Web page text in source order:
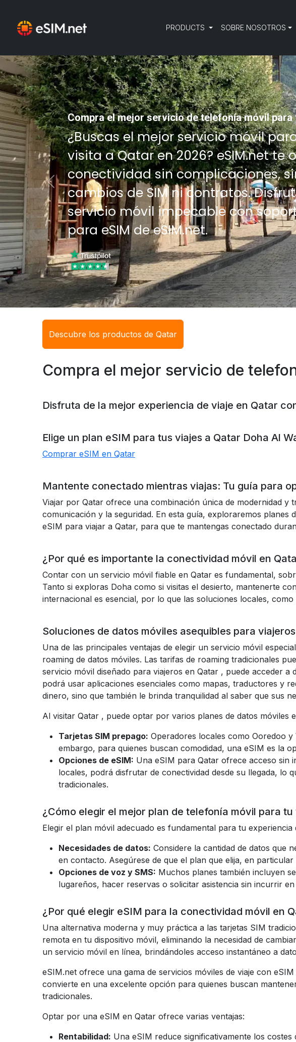
PRODUCTS SOBRE NOSOTROS
Compra el mejor servicio de telefonía móvil para
¿Buscas el mejor servicio móvil
visita a Qatar en 2026? eSIM.net te
conectividad sin complicaciones,
cambios de SIM ni contratos.
servicio móvil impecable con
para eSIM de eSIM.net.
Previous
Descubre los productos de Qatar
Compra el mejor servicio de
Disfruta de la mejor experiencia de viaje en Qatar
Elige un plan eSIM para tus viajes a Qatar Doha Al
Comprar eSIM en Qatar
Mantente conectado mientras viajas: Tu guía para
Viajar por Qatar ofrece una combinación única de modernidad
comunicación y la seguridad. En esta guía, exploraremos
eSIM para viajar a Qatar, para que te mantengas conectado
¿Por qué es importante la conectividad móvil en
Contar con un servicio móvil fiable en Qatar es fundamental,
Tanto si exploras Doha como si visitas el desierto, mantenerte
internacional es esencial, por lo que las soluciones locales,
Soluciones de datos móviles asequibles para
Una de las principales ventajas de elegir un servicio móvil
roaming de datos móviles. Las tarifas de roaming tradicionales
servicio móvil diseñado para viajeros en Qatar , puede acceder a
podrá usar aplicaciones esenciales como mapas, traductores y
dinero, sino que también le brinda tranquilidad al saber que sus
Al visitar Qatar , puede optar por varios planes de datos móviles
Tarjetas SIM prepago: Operadores locales como Ooredoo
embargo, para quienes buscan comodidad, una eSIM es la
Opciones de eSIM: Una eSIM para Qatar ofrece acceso sin
locales, podrá disfrutar de conectividad desde su llegada, lo
tradicionales.
¿Cómo elegir el mejor plan de telefonía móvil para tu
Elegir el plan móvil adecuado es fundamental para tu
Necesidades de datos: Considere la cantidad de datos que
en contacto. Asegúrese de que el plan que elija, en
Opciones de voz y SMS: Muchos planes también incluyen
lugareños, hacer reservas o solicitar asistencia sin incurrir
¿Por qué elegir eSIM para la conectividad móvil en
Una alternativa moderna y muy práctica a las tarjetas SIM
remota en tu dispositivo móvil, eliminando la necesidad de
un servicio móvil en línea, brindándoles acceso instantáneo a
eSIM.net ofrece una gama de servicios móviles de viaje con eSIM
convierte en una excelente opción para quienes buscan
tradicionales.
Optar por una eSIM en Qatar ofrece varias ventajas:
Rentabilidad: Una eSIM reduce significativamente los